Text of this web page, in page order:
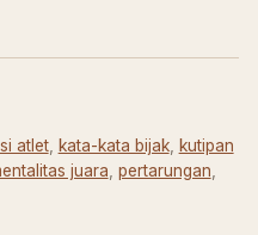
atlet, kata-kata bijak,
kutipan
juara pertarungan